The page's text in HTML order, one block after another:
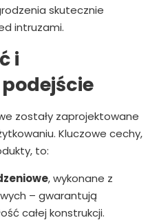
skutecznie
intruzami.
i
zostały zaprojektowane
Kluczowe cechy,
to:
, wykonane z
– gwarantują
całej konstrukcji.